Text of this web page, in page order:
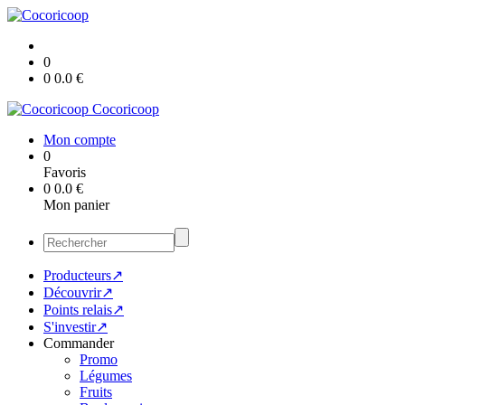
0
0 0.0 €
Cocoricoop
Mon compte
0
Favoris
0 0.0 €
Mon panier
Producteurs↗
Découvrir↗
Points relais↗
S'investir↗
Commander
Promo
Légumes
Fruits